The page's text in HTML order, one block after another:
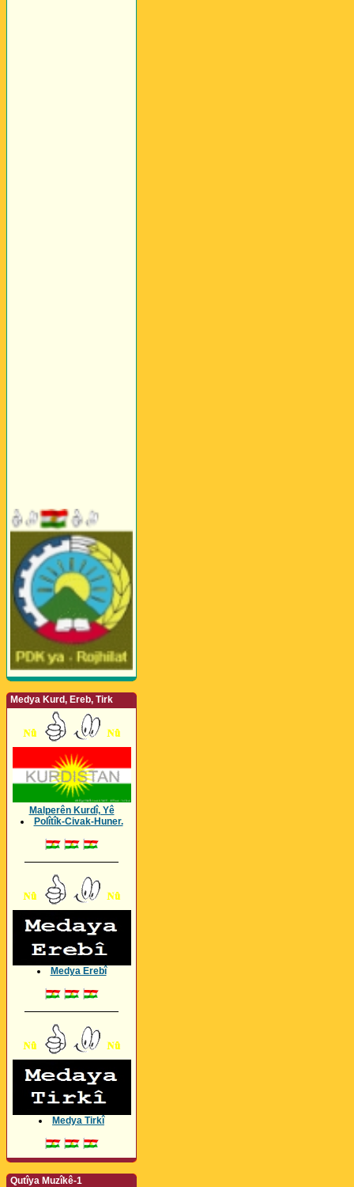
Medya Kurd, Ereb, Tirk
Malperên Kurdî, Yê
Polîtîk-Civak-Huner.
Medya Erebî
Medya Tirkî
Qutîya Muzîkê-1